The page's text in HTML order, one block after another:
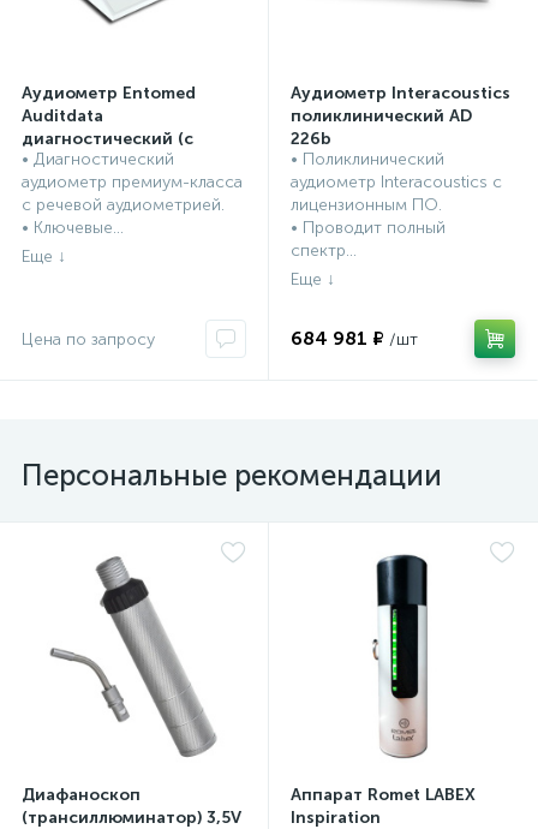
Аудиометр Entomed
Auditdata
диагностический (с
речевой аудиометрией)
SA 204
ЛОР оборудование,
инструменты
• Диагностический
аудиометр премиум-класса
с речевой аудиометрией.
• Ключевые...
Аудиометр Interacoustics
поликлинический AD
226b
ЛОР оборудование,
инструменты
• Поликлинический
аудиометр Interacoustics с
лицензионным ПО.
• Проводит полный
спектр...
684 981 ₽
Персональные рекомендации
Диафаноскоп
(трансиллюминатор) 3,5V
Аппарат Romet LABEX
Inspiration